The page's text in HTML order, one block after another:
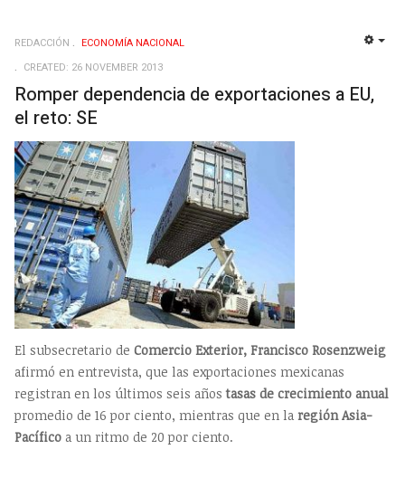
REDACCIÓN
ECONOMÍ­A NACIONAL
CREATED: 26 NOVEMBER 2013
Romper dependencia de exportaciones a EU,
el reto: SE
El subsecretario de Comercio Exterior, Francisco Rosenzweig
afirmó en entrevista, que las exportaciones mexicanas
registran en los últimos seis años tasas de crecimiento anual
promedio de 16 por ciento, mientras que en la región Asia-
Pacífico a un ritmo de 20 por ciento.